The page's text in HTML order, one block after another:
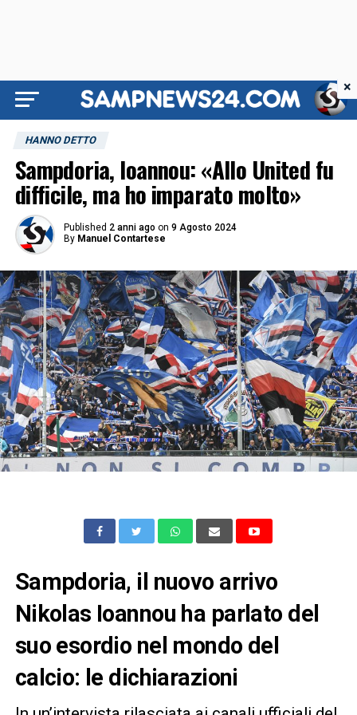
HANNO DETTO
Sampdoria, Ioannou: «Allo United fu
difficile, ma ho imparato molto»
Published 2 anni ago on 9 Agosto 2024
By Manuel Contartese
Sampdoria, il nuovo arrivo
Nikolas Ioannou ha parlato del
suo esordio nel mondo del
calcio: le dichiarazioni
×